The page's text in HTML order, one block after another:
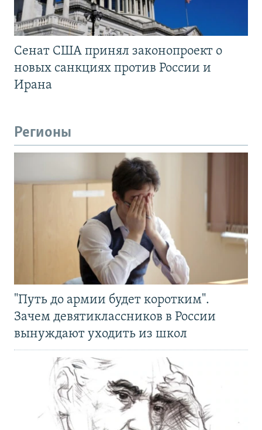
Сенат США принял законопроект о
новых санкциях против России и
Ирана
Регионы
"Путь до армии будет коротким".
Зачем девятиклассников в России
вынуждают уходить из школ